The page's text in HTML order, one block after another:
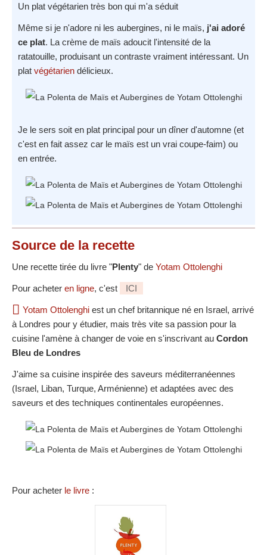
Un plat végétarien très bon qui m'a séduit
Même si je n'adore ni les aubergines, ni le maïs, j'ai adoré
ce plat. La crème de maïs adoucit l'intensité de la
ratatouille, produisant un contraste vraiment intéressant. Un
plat végétarien délicieux.
Je le sers soit en plat principal pour un dîner d'automne (et
c'est en fait assez car le maïs est un vrai coupe-faim) ou
en entrée.
Source de la recette
Une recette tirée du livre "Plenty" de Yotam Ottolenghi
Pour acheter en ligne, c'est ICI
Yotam Ottolenghi est un chef britannique né en Israel, arrivé
à Londres pour y étudier, mais très vite sa passion pour la
cuisine l'amène à changer de voie en s'inscrivant au Cordon
Bleu de Londres
J'aime sa cuisine inspirée des saveurs méditerranéennes
(Israel, Liban, Turque, Arménienne) et adaptées avec des
saveurs et des techniques continentales européennes.
Pour acheter le livre :